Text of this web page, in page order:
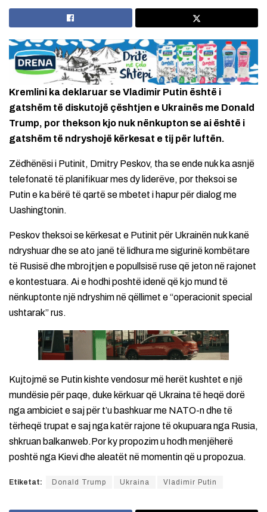
Kremlini ka deklaruar se Vladimir Putin është i
gatshëm të diskutojë çështjen e Ukrainës me Donald
Trump, por thekson kjo nuk nënkupton se ai është i
gatshëm të ndryshojë kërkesat e tij për luftën.
Zëdhënësi i Putinit, Dmitry Peskov, tha se ende nuk ka asnjë
telefonatë të planifikuar mes dy liderëve, por theksoi se
Putin e ka bërë të qartë se mbetet i hapur për dialog me
Uashingtonin.
Peskov theksoi se kërkesat e Putinit për Ukrainën nuk kanë
ndryshuar dhe se ato janë të lidhura me sigurinë kombëtare
të Rusisë dhe mbrojtjen e popullsisë ruse që jeton në rajonet
e kontestuara. Ai e hodhi poshtë idenë që kjo mund të
nënkuptonte një ndryshim në qëllimet e “operacionit special
ushtarak” rus.
Kujtojmë se Putin kishte vendosur më herët kushtet e një
mundësie për paqe, duke kërkuar që Ukraina të heqë dorë
nga ambiciet e saj për t’u bashkuar me NATO-n dhe të
tërheqë trupat e saj nga katër rajone të okupuara nga Rusia,
shkruan balkanweb.Por ky propozim u hodh menjëherë
poshtë nga Kievi dhe aleatët në momentin që u propozua.
Etiketat: Donald Trump Ukraina Vladimir Putin